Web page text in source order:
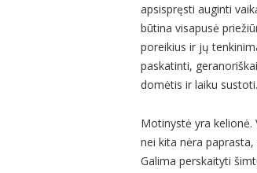
apsispręsti auginti
būtina visapusė
poreikius ir jų
paskatinti,
domėtis ir laiku sustoti.
Motinystė yra kelionė.
nei kita nėra
Galima perskaityti